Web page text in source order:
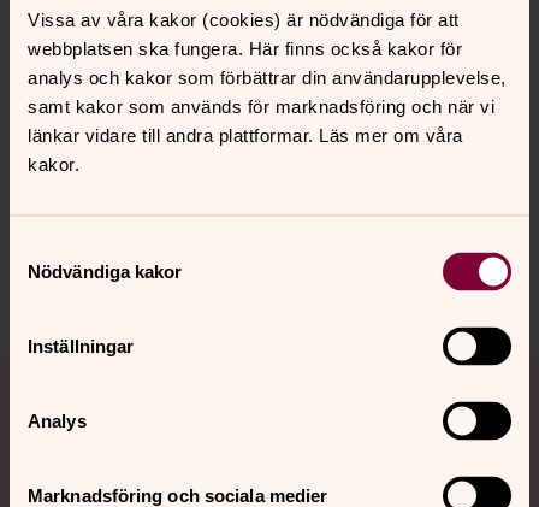
Vissa av våra kakor (cookies) är nödvändiga för att
webbplatsen ska fungera. Här finns också kakor för
analys och kakor som förbättrar din användarupplevelse,
samt kakor som används för marknadsföring och när vi
länkar vidare till andra plattformar. Läs mer om våra
kakor.
Nödvändiga kakor
Inställningar
Analys
Marknadsföring och sociala medier
Senast ändrad 26 maj 2026
Synpunkter eller frågor på sidans
Dela
Tillbaka till toppen
Tillbaka till innehållet
Kontakt